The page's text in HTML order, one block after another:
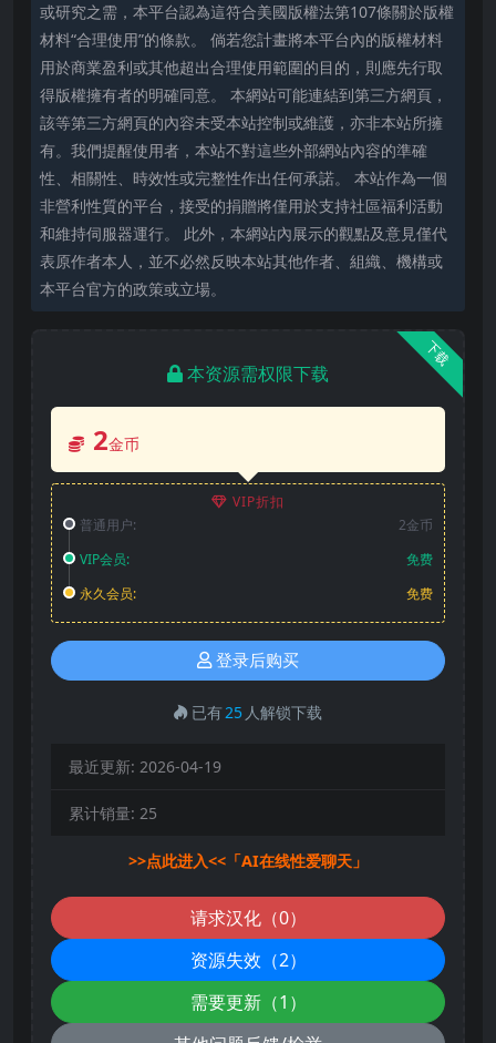
或研究之需，本平台認為這符合美國版權法第107條關於版權
材料“合理使用”的條款。 倘若您計畫將本平台內的版權材料
用於商業盈利或其他超出合理使用範圍的目的，則應先行取
得版權擁有者的明確同意。 本網站可能連結到第三方網頁，
該等第三方網頁的內容未受本站控制或維護，亦非本站所擁
有。我們提醒使用者，本站不對這些外部網站內容的準確
性、相關性、時效性或完整性作出任何承諾。 本站作為一個
非營利性質的平台，接受的捐贈將僅用於支持社區福利活動
和維持伺服器運行。 此外，本網站內展示的觀點及意見僅代
表原作者本人，並不必然反映本站其他作者、組織、機構或
本平台官方的政策或立場。
下载
本资源需权限下载
2金币
VIP折扣
普通用户:
2金币
VIP会员:
免费
永久会员:
免费
登录后购买
已有25 人解锁下载
最近更新: 2026-04-19
累计销量: 25
>>点此进入<<「AI在线性爱聊天」
请求汉化（0）
资源失效（2）
需要更新（1）